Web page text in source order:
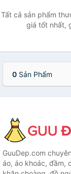
Tất cả sản phẩm
giá tốt nhất,
0 Sản Phẩm
GuuDep.com
áo, áo khoác, đầm,